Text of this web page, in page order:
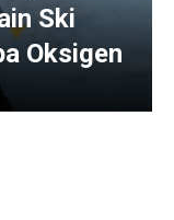
Ski
Oksigen